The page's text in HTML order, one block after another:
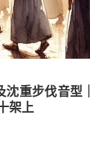
沈重步伐音型
架上